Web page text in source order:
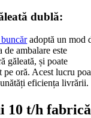
dublă:
adoptă un mod
ambalare este
găleată, și poate
pe oră. Acest lucru
eficiența livrării.
10 t/h fabrică